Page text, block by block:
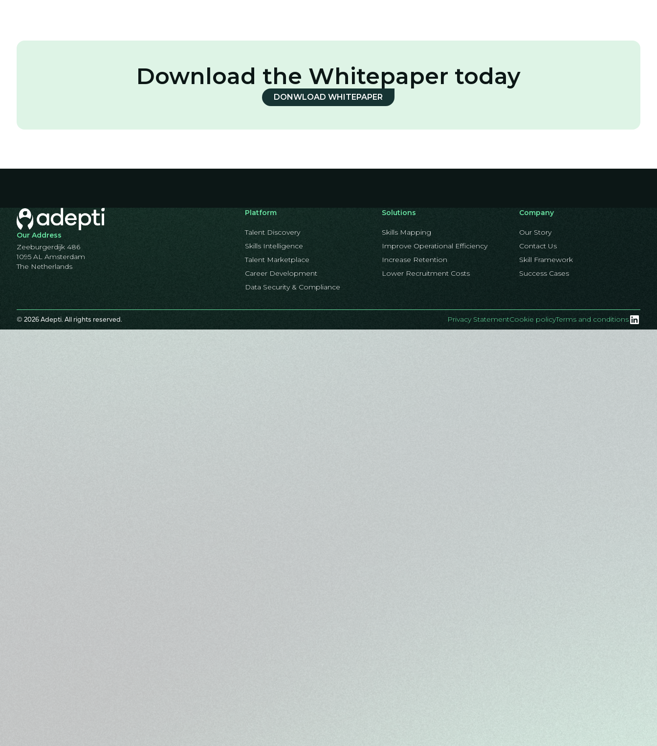
Download the Whitepaper today
DONWLOAD WHITEPAPER
Our Address
Zeeburgerdijk 486
1095 AL Amsterdam
The Netherlands
Platform
Talent Discovery
Skills Intelligence
Talent Marketplace
Career Development
Data Security & Compliance
Solutions
Skills Mapping
Improve Operational Efficiency
Increase Retention
Lower Recruitment Costs
Company
Our Story
Contact Us
Skill Framework
Success Cases
© 2026 Adepti. All rights reserved. Privacy StatementCookie policyTerms and conditions